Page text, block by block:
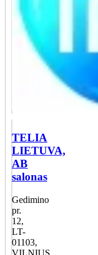
TELIA
LIETUVA,
AB
salonas
Gedimino
pr.
12,
LT-
01103,
VILNIUS